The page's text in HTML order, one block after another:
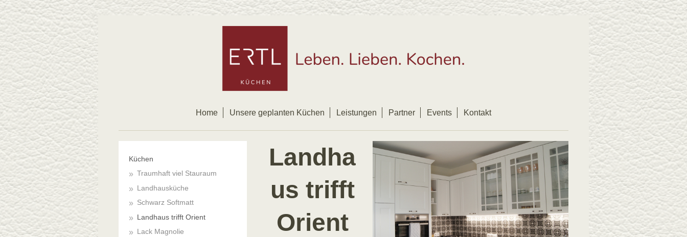
Home Unsere geplanten Küchen Leistungen Partner Events Kontakt
Landha
us trifft
Orient
Küchen
Traumhaft viel Stauraum
Landhausküche
Schwarz Softmatt
Landhaus trifft Orient
Lack Magnolie